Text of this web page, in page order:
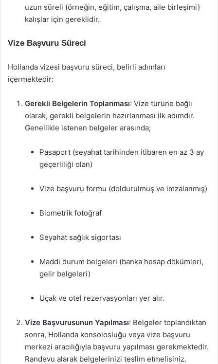
uzun süreli (örneğin, eğitim, çalışma, aile birleşimi)
kalışlar için gereklidir.
Vize Başvuru Süreci
Hollanda vizesi başvuru süreci, belirli adımları
içermektedir:
Gerekli Belgelerin Toplanması: Vize türüne bağlı
olarak, gerekli belgelerin hazırlanması ilk adımdır.
Genellikle istenen belgeler arasında;
Pasaport (seyahat tarihinden itibaren en az 3 ay
geçerliliği olan)
Vize başvuru formu (doldurulmuş ve imzalanmış)
Biometrik fotoğraf
Seyahat sağlık sigortası
Maddi durum belgeleri (banka hesap dökümleri,
gelir belgeleri)
Uçak ve otel rezervasyonları yer alır.
Vize Başvurusunun Yapılması: Belgeler toplandıktan
sonra, Hollanda konsolosluğu veya vize başvuru
merkezi aracılığıyla başvuru yapılması gerekmektedir.
Randevu alarak belgelerinizi teslim etmelisiniz.